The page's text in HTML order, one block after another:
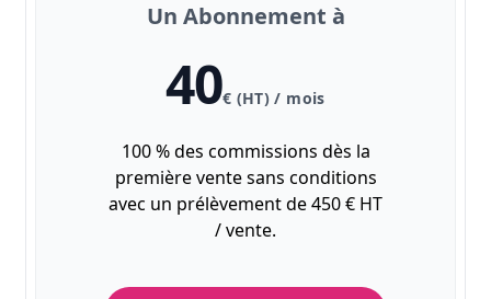
Un Abonnement à
40€ (HT) / mois
100 % des commissions dès la
première vente sans conditions
avec un prélèvement de 450 € HT
/ vente.